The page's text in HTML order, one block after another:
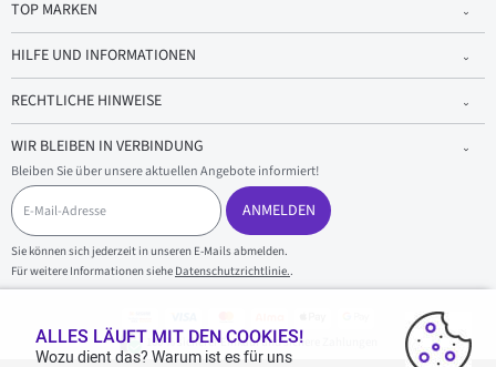
TOP MARKEN
HILFE UND INFORMATIONEN
RECHTLICHE HINWEISE
WIR BLEIBEN IN VERBINDUNG
Bleiben Sie über unsere aktuellen Angebote informiert!
E
-
M
a
i
l
ANMELDEN
Sie können sich jederzeit in unseren E-Mails abmelden.
Für weitere Informationen siehe Datenschutzrichtlinie..
100 % sicherer Einkauf und sichere Zahlungen
ALLES LÄUFT MIT DEN COOKIES!
Wozu dient das? Warum ist es für uns